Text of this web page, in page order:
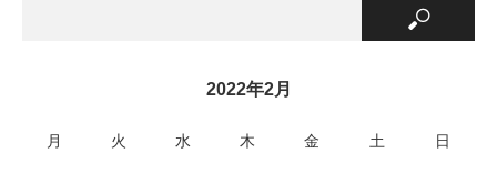
2022年2月
月 火 水 木 金 土 日